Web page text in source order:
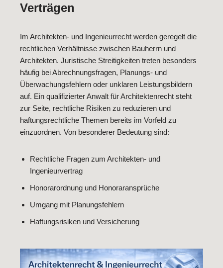
Verträgen
Im Architekten- und Ingenieurrecht werden geregelt die
rechtlichen Verhältnisse zwischen Bauherrn und
Architekten. Juristische Streitigkeiten treten besonders
häufig bei Abrechnungsfragen, Planungs- und
Überwachungsfehlern oder unklaren Leistungsbildern
auf. Ein qualifizierter Anwalt für Architektenrecht steht
zur Seite, rechtliche Risiken zu reduzieren und
haftungsrechtliche Themen bereits im Vorfeld zu
einzuordnen. Von besonderer Bedeutung sind:
Rechtliche Fragen zum Architekten- und
Ingenieurvertrag
Honorarordnung und Honoraransprüche
Umgang mit Planungsfehlern
Haftungsrisiken und Versicherung